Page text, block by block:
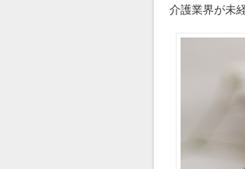
介護業界が未